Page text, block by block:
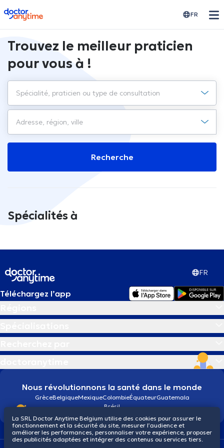
doctoranytime FR
Trouvez le meilleur praticien
pour vous à !
Recherche
Spécialités à
FR
Téléchargez l’app
Nous révolutionnons la santé dans le monde
GrèceBelgiqueMexiqueColombieÉquateurGuatemala
Brésil
La SRL Doctor Anytime Belgium utilise des cookies pour assurer le
fonctionnement et la sécurité du site, mesurer l’audience et
améliorer les performances, personnaliser votre expérience, proposer
des publicités adaptées et intégrer des contenus ou services tiers.